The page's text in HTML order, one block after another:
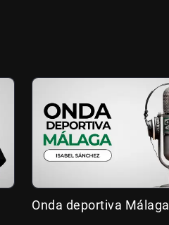
Onda deportiva Málaga